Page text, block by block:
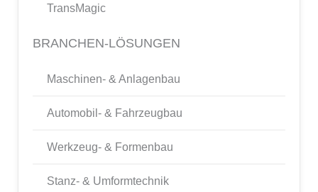
TransMagic
BRANCHEN-LÖSUNGEN
Maschinen- & Anlagenbau
Automobil- & Fahrzeugbau
Werkzeug- & Formenbau
Stanz- & Umformtechnik